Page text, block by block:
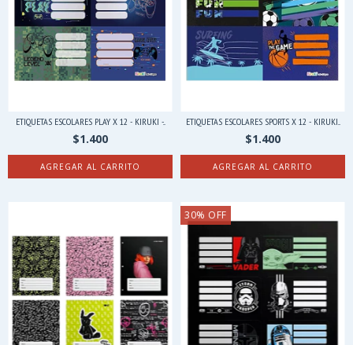
ETIQUETAS ESCOLARES PLAY X 12 - KIRUKI -...
$1.400
ETIQUETAS ESCOLARES SPORTS X 12 - KIRUKI...
$1.400
30% OFF